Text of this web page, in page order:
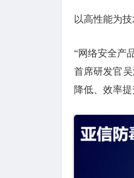
以高性能为
“网络安全产
首席研发官
降低、效率提